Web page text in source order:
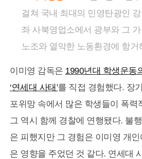
걸쳐 국내 최대의 민영탄광인
좌 사북영업소에서 광부와 그
노조와 열악한 노동환경에 항
이미영 감독은 1990년대 학생운동
‘연세대 사태’를 직접 경험했다. 장
포위망 속에서 많은 학생들이 폭력
그 역시 함께 경찰에 연행됐다. 불
은 피했지만 그 경험은 이미영 개
은 영향을 주었던 것 같다. 연세대